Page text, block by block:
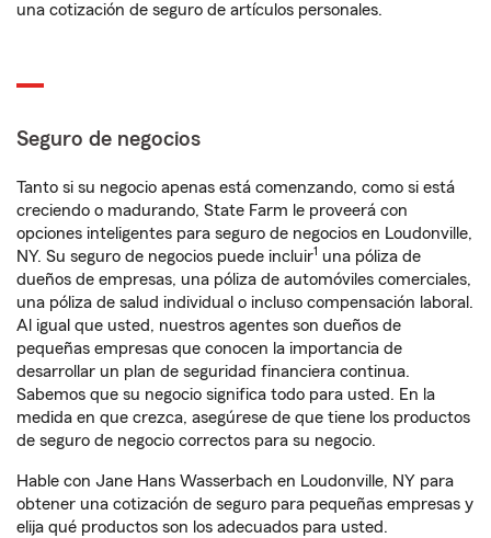
una cotización de seguro de artículos personales.
Seguro de negocios
Tanto si su negocio apenas está comenzando, como si está
creciendo o madurando, State Farm le proveerá con
opciones inteligentes para seguro de negocios en Loudonville,
NY. Su seguro de negocios puede incluir1 una póliza de
dueños de empresas, una póliza de automóviles comerciales,
una póliza de salud individual o incluso compensación laboral.
Al igual que usted, nuestros agentes son dueños de
pequeñas empresas que conocen la importancia de
desarrollar un plan de seguridad financiera continua.
Sabemos que su negocio significa todo para usted. En la
medida en que crezca, asegúrese de que tiene los productos
de seguro de negocio correctos para su negocio.
Hable con Jane Hans Wasserbach en Loudonville, NY para
obtener una cotización de seguro para pequeñas empresas y
elija qué productos son los adecuados para usted.